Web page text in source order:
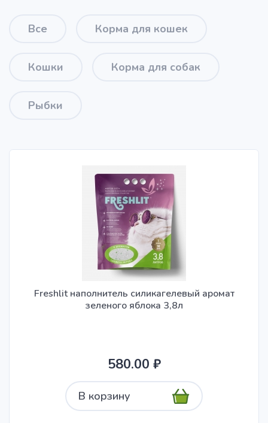
Все Корма для кошек
Кошки Корма для собак
Рыбки
Freshlit наполнитель силикагелевый аромат
зеленого яблока 3,8л
580.00 ₽
В корзину